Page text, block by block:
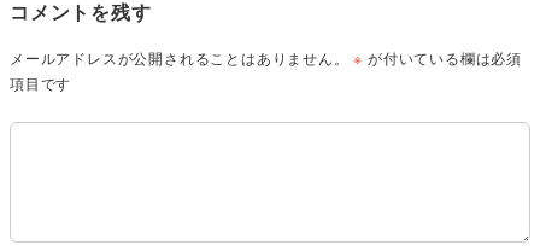
コメントを残す
メールアドレスが公開されることはありません。 ※ が付いている欄は必須
項目です